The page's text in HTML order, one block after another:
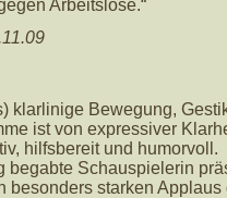
Arbeitslose.“
klarlinige Bewegung,
ist von expressiver
hilfsbereit und humorvoll.
begabte Schauspielerin
starken Applaus